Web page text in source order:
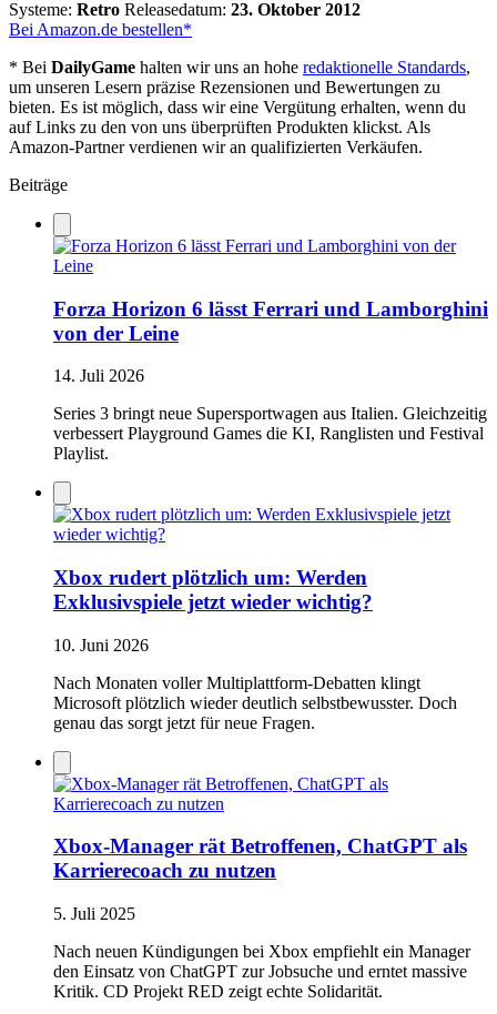
Systeme: Retro Releasedatum: 23. Oktober 2012
Bei Amazon.de bestellen*
* Bei DailyGame halten wir uns an hohe redaktionelle Standards,
um unseren Lesern präzise Rezensionen und Bewertungen zu
bieten. Es ist möglich, dass wir eine Vergütung erhalten, wenn du
auf Links zu den von uns überprüften Produkten klickst. Als
Amazon-Partner verdienen wir an qualifizierten Verkäufen.
Beiträge
Forza Horizon 6 lässt Ferrari und Lamborghini
von der Leine
14. Juli 2026
Series 3 bringt neue Supersportwagen aus Italien. Gleichzeitig
verbessert Playground Games die KI, Ranglisten und Festival
Playlist.
Xbox rudert plötzlich um: Werden
Exklusivspiele jetzt wieder wichtig?
10. Juni 2026
Nach Monaten voller Multiplattform-Debatten klingt
Microsoft plötzlich wieder deutlich selbstbewusster. Doch
genau das sorgt jetzt für neue Fragen.
Xbox-Manager rät Betroffenen, ChatGPT als
Karrierecoach zu nutzen
5. Juli 2025
Nach neuen Kündigungen bei Xbox empfiehlt ein Manager
den Einsatz von ChatGPT zur Jobsuche und erntet massive
Kritik. CD Projekt RED zeigt echte Solidarität.